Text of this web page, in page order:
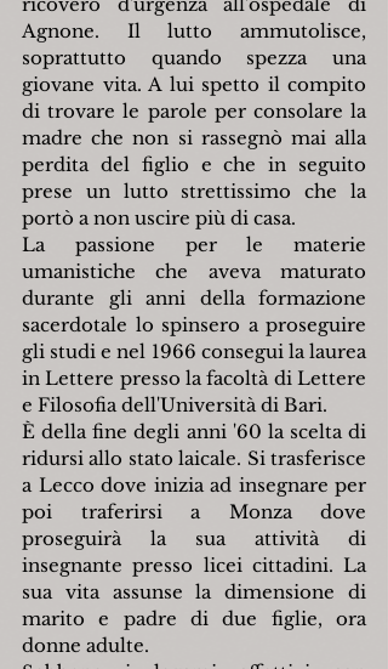
Agnone. Il lutto ammutolisce,
soprattutto quando spezza una
giovane vita. A lui spetto il compito
di trovare le parole per consolare la
madre che non si rassegnò mai alla
perdita del figlio e che in seguito
prese un lutto strettissimo che la
portò a non uscire più di casa.
La passione per le materie
umanistiche che aveva maturato
durante gli anni della formazione
sacerdotale lo spinsero a proseguire
gli studi e nel 1966 consegui la laurea
in Lettere presso la facoltà di Lettere
e Filosofia dell'Università di Bari.
È della fine degli anni '60 la scelta di
ridursi allo stato laicale. Si trasferisce
a Lecco dove inizia ad insegnare per
poi traferirsi a Monza dove
proseguirà la sua attività di
insegnante presso licei cittadini. La
sua vita assunse la dimensione di
marito e padre di due figlie, ora
donne adulte.